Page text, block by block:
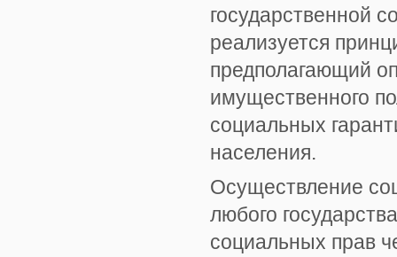
государственной
реализуется
предполагающий
имущественного
социальных
населения.
Осуществление
любого
социальных прав